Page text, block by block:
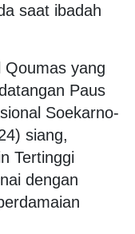
saat ibadah
Qoumas yang
Paus
Soekarno-
siang,
Tertinggi
dengan